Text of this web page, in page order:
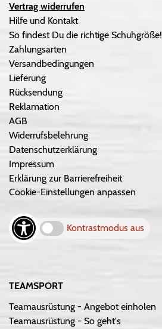
Vertrag widerrufen
Hilfe und Kontakt
So findest Du die richtige Schuhgröße!
Zahlungsarten
Versandbedingungen
Lieferung
Rücksendung
Reklamation
AGB
Widerrufsbelehrung
Datenschutzerklärung
Impressum
Erklärung zur Barrierefreiheit
Cookie-Einstellungen anpassen
Kontrastmodus aus
TEAMSPORT
Teamausrüstung - Angebot einholen
Teamausrüstung - So geht's